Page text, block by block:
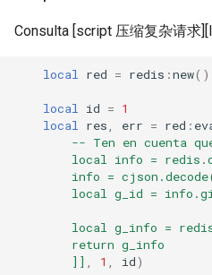
security
selective-cache-purge
server-redirect
Consulta [script 压缩复杂请求
local red = redis :new
local id = 1
local
res err = red :
-- Ten en cuenta
local info =
info =
local g_id =
local g_info =
        return g_info
        ]]
1 id)